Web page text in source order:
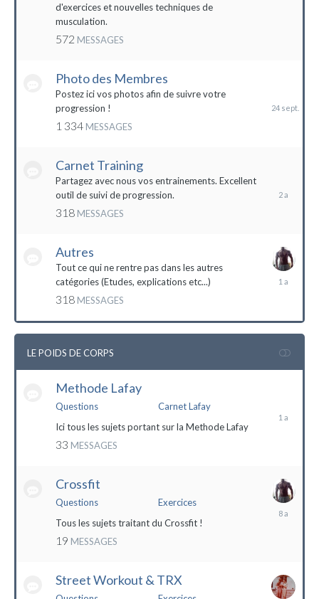
d'exercices et nouvelles techniques de
musculation.
572 MESSAGES
Photo des Membres
Postez ici vos photos afin de suivre votre
progression !
1 334 MESSAGES
2023
Carnet Training
Partagez avec nous vos entrainements. Excellent
outil de suivi de progression.
318 MESSAGES
2022
Autres
Tout ce qui ne rentre pas dans les autres
catégories (Etudes, explications etc...)
318 MESSAGES
10
LE POIDS DE CORPS
Methode Lafay
Questions
Carnet Lafay
Ici tous les sujets portant sur la Methode Lafay
33 MESSAGES
2023
Crossfit
Questions
Exercices
Tous les sujets traitant du Crossfit !
19 MESSAGES
27
Street Workout & TRX